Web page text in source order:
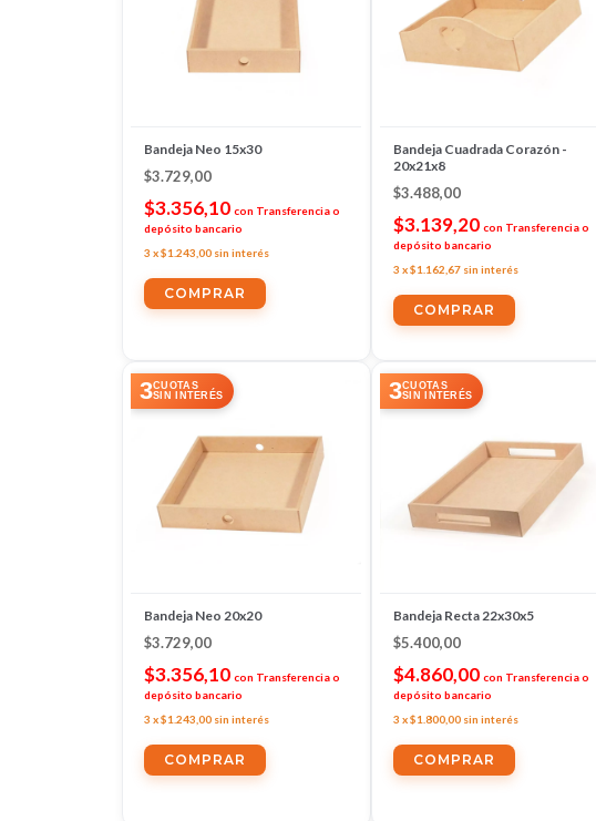
Bandeja Neo 15x30
$3.729,00
$3.356,10 con Transferencia o
depósito bancario
3 x$1.243,00 sin interés
Bandeja Cuadrada Corazón -
20x21x8
$3.488,00
$3.139,20 con Transferencia o
depósito bancario
3 x$1.162,67 sin interés
3CUOTAS
SIN INTERÉS
Bandeja Neo 20x20
$3.729,00
$3.356,10 con Transferencia o
depósito bancario
3 x$1.243,00 sin interés
3CUOTAS
SIN INTERÉS
Bandeja Recta 22x30x5
$5.400,00
$4.860,00 con Transferencia o
depósito bancario
3 x$1.800,00 sin interés